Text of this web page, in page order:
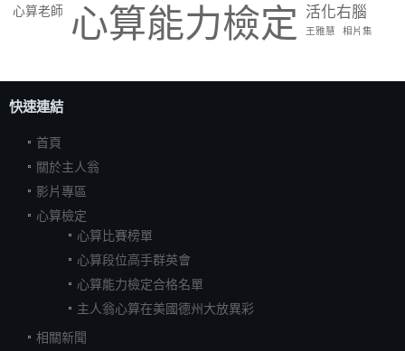
心算老師 心算能力檢定 活化右腦
王雅慧 相片集
快速連結
首頁
關於主人翁
影片專區
心算檢定
心算比賽榜單
心算段位高手群英會
心算能力檢定合格名單
主人翁心算在美國德州大放異彩
相關新聞